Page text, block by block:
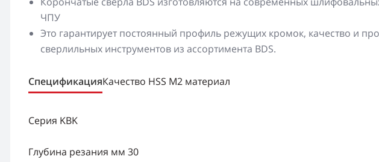
ЧПУ
Это гарантирует постоянный профиль режущих кромок, качество и
сверлильных инструментов из ассортимента BDS.
СпецификацияКачество HSS M2 материал
Серия KBK
Глубина резания мм 30